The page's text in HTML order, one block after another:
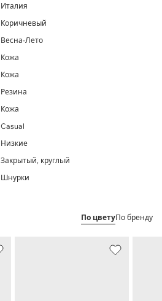
Италия
Коричневый
Весна-Лето
Кожа
Кожа
Резина
Кожа
Casual
Низкие
Закрытый, круглый
Шнурки
По цветуПо бренду